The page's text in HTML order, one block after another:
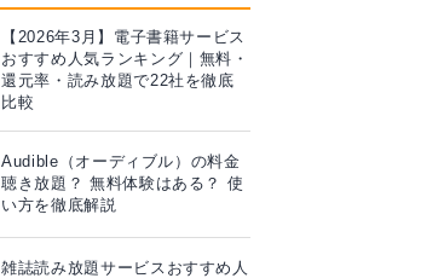
【2026年3月】電子書籍サービス
おすすめ人気ランキング｜無料・
還元率・読み放題で22社を徹底
比較
Audible（オーディブル）の料金
聴き放題？ 無料体験はある？ 使
い方を徹底解説
雑誌読み放題サービスおすすめ人